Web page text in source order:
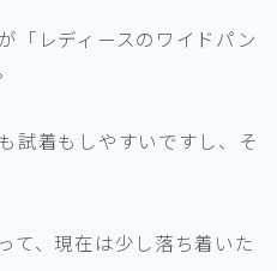
「レディースのワイドパン
試着もしやすいですし、そ
て、現在は少し落ち着いた